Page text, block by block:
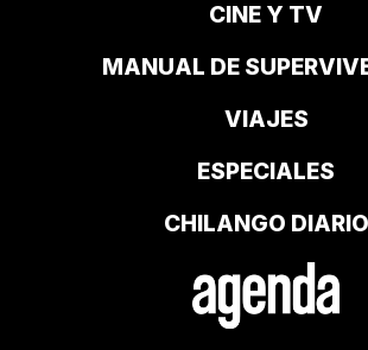
CINE Y TV
MANUAL DE
VIAJES
ESPECIALES
CHILANGO DIARIO